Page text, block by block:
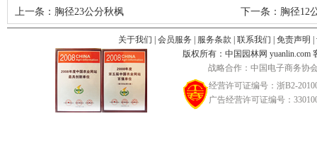
上一条： 胸径23公分秋枫 下一条： 胸径12
关于我们 会员服务 服务条款 联系我们 免责声明
版权所有：中国园林网 yuanlin.com
战略合作：中国电子商务协
经营许可证编号：浙B2-
广告经营许可证编号：